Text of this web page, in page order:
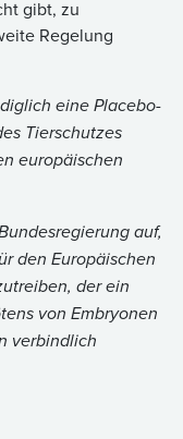
gibt, zu
Regelung
eine Placebo-
Tierschutzes
europäischen
auf,
den Europäischen
der ein
von Embryonen
verbindlich